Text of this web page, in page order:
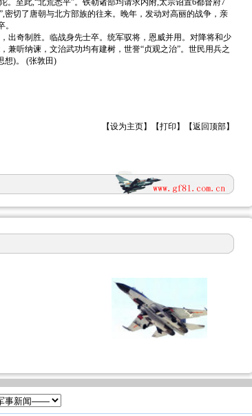
至此,“北荒悉平”。铁勒诸部均请求内附,太宗诏置6都督府7
切了唐朝与北方部族的往来。晚年，发动对高丽的战争，亲
奇制胜。临战身先士卒。统军驭将，恩威并用。对降将和少
听纳谏，文治武功均有建树，世誉“贞观之治”。世民用兵之
想)。 (张敦田)
【设为主页】【打印 】【返回顶部】